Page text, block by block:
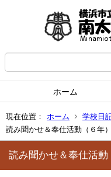
ホーム
現在位置： ホーム 学校日
読み聞かせ＆奉仕活動（６年）
読み聞かせ＆奉仕活動